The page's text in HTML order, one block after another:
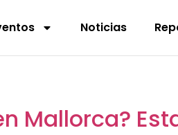
Noticias
Mallorca?